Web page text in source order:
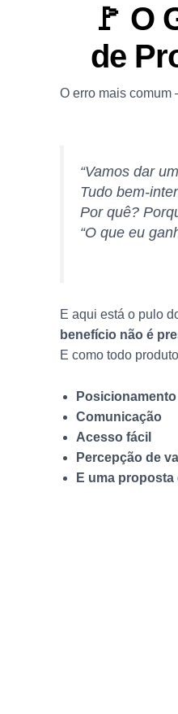
🚩 O
de
O erro mais
“Vamos dar
Tudo bem-
Por quê?
“O que eu
E aqui está o pulo
benefício não é
E como todo
Posicionamento
Comunicação
Acesso fácil
Percepção de
E uma